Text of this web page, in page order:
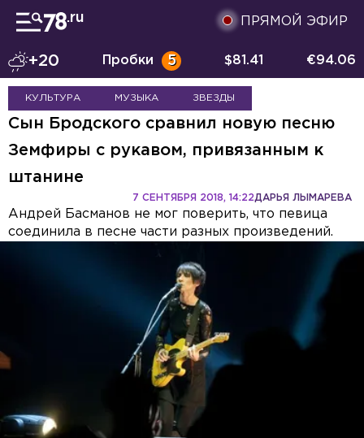
ПРЯМОЙ ЭФИР
+20 Пробки 5 $81.41 €94.06
КУЛЬТУРА МУЗЫКА ЗВЕЗДЫ
Сын Бродского сравнил новую песню
Земфиры с рукавом, привязанным к
штанине
ДАРЬЯ ЛЫМАРЕВА
7 СЕНТЯБРЯ 2018, 14:22
Андрей Басманов не мог поверить, что певица
соединила в песне части разных произведений.